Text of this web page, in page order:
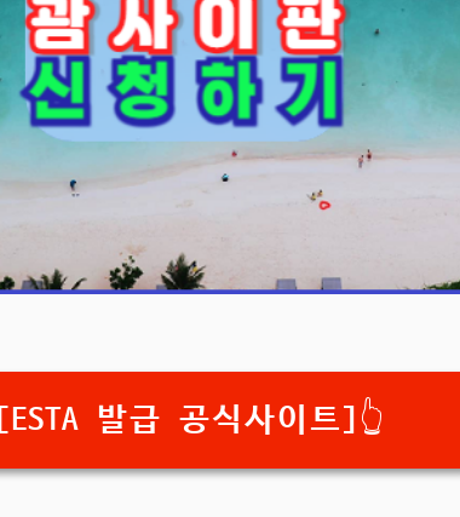
[ESTA 발급 공식사이트]👆️